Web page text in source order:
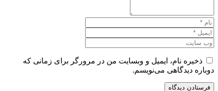
ذخیره نام، ایمیل و وبسایت من در مرورگر برای زمانی که
دوباره دیدگاهی می‌نویسم.